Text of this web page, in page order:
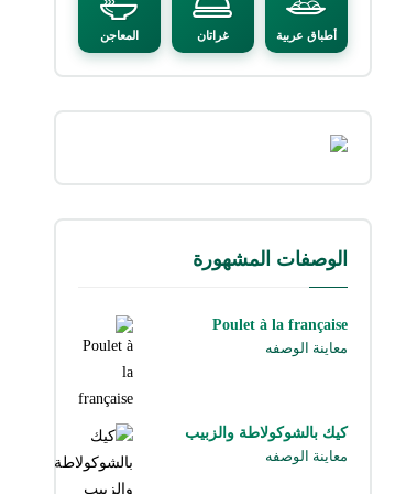
أطباق عربية غراتان المعاجن
الوصفات المشهورة
Poulet à la française
معاينة الوصفه
كيك بالشوكولاطة والزبيب
معاينة الوصفه